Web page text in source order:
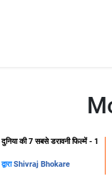
दुनिया की 7 सबसे डरावनी फिल्में - 1
द्वाराShivraj Bhokare